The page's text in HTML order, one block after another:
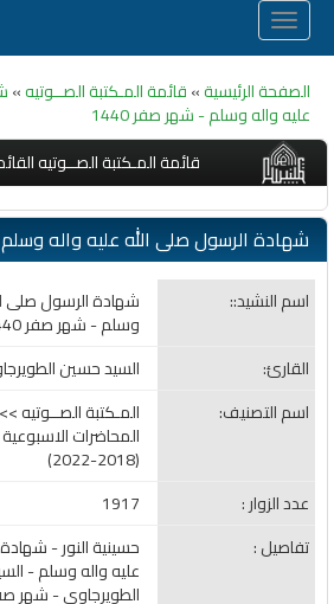
Toggle
navigation
الصفحة الرئيسية»قائمة المـكتبة الصــوتيه»
عليه واله وسلم - شهر صفر 1440
قائمة المـكتبة الصــوتيه
شهادة الرسول صلى الله عليه واله وسلم -
اسم النشيد:: شهادة الرسول صلى
وسلم - شهر صفر 1440
القارئ:
السيد حسين
اسم التصنيف:
المـكتبة الصــوتيه
(2018-2022)
عدد الزوار :
1917
تفاصيل :
حسينية النور -
عليه واله وسلم -
الطويرجاوي - شهر صفر